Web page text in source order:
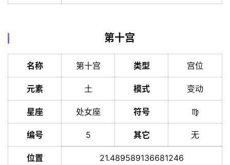
第十宫
名称 第十宫 类型 宫位
元素 土 模式 变动
星座 处女座 符号 ♍️
编号 5 其它 无
位置 21.489589136681246